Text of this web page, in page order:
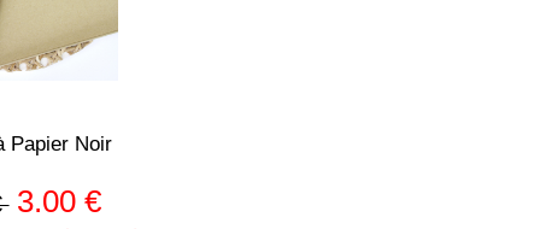
Papier Noir
3.00 €